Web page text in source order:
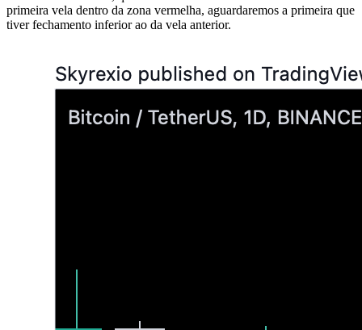
primeira vela dentro da zona vermelha, aguardaremos a primeira que
tiver fechamento inferior ao da vela anterior.